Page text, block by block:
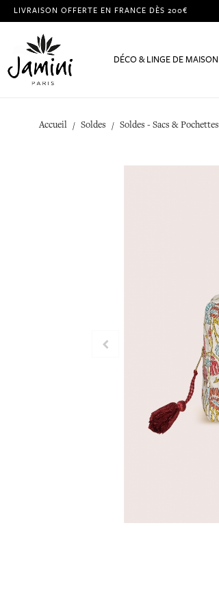
LIVRAISON OFFERTE EN FRANCE DÈS 200€
DÉCO & LINGE DE MAISON
Accueil Soldes Soldes - Sacs & Pochettes